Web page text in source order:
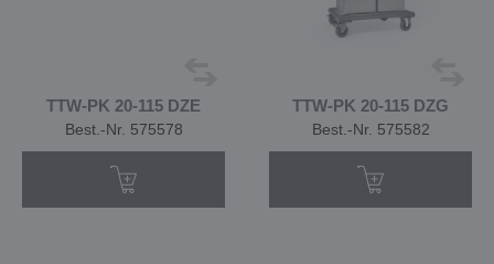
TTW-PK 20-115 DZE
Best.-Nr. 575578
TTW-PK 20-115 DZG
Best.-Nr. 575582